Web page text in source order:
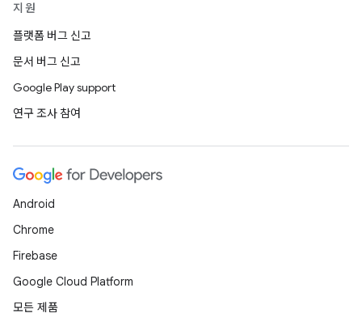
지원
플랫폼 버그 신고
문서 버그 신고
Google Play support
연구 조사 참여
Android
Chrome
Firebase
Google Cloud Platform
모든 제품